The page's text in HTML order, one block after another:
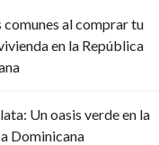
comunes al comprar tu
en la República
Un oasis verde en la
Dominicana